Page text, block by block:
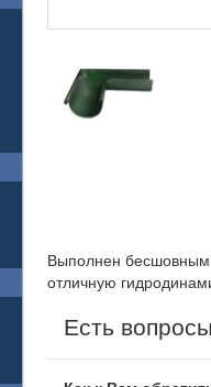
Выполнен бесшовным
отличную
Есть